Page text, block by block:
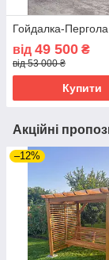
Гойдалка-
від 49 500 ₴
від 53 000 ₴
Купити
Акційні
–12%